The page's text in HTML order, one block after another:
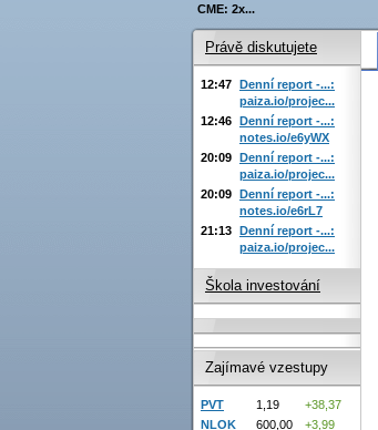
CME: 2x...
Právě diskutujete
12:47 Denní report -...:
paiza.io/projec...
12:46 Denní report -...:
notes.io/e6yWX
20:09 Denní report -...:
paiza.io/projec...
20:09 Denní report -...:
notes.io/e6rL7
21:13 Denní report -...:
paiza.io/projec...
Škola investování
Zajímavé vzestupy
PVT 1,19
+38,37
NLOK
600,00
+3,99